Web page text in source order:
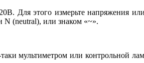
Для этого измерьте напряжения
(neutral), или знаком «~».
мультиметром или контрольной